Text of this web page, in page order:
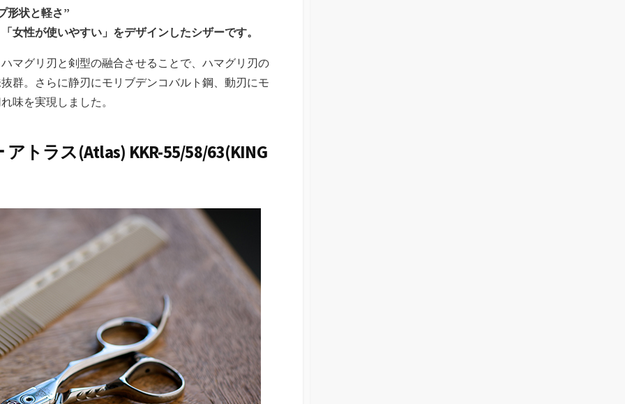
形状と軽さ”
女性が使いやすい」をデザインしたシザーです。
マグリ刃と剣型の融合させることで、ハマグリ刃の
群。さらに静刃にモリブデンコバルト鋼、動刃にモ
味を実現しました。
トラス(Atlas) KKR-55/58/63(KING